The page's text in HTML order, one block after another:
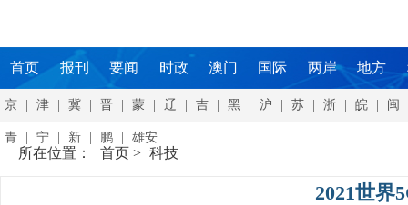
首页 报刊 要闻 时政 澳门 国际 两岸 地方
京 津 冀 晋 蒙 辽 吉 黑 沪 苏 浙 皖 闽
青 宁 新 鹏 雄安
所在位置： 首页 > 科技
2021世界